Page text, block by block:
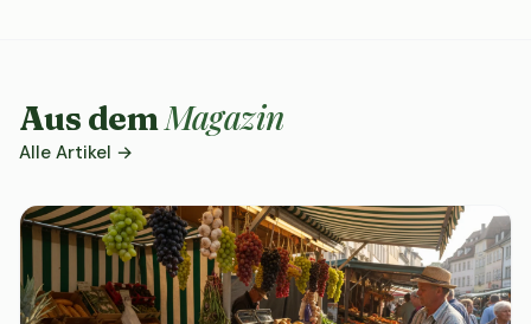
Aus demMagazin
Alle Artikel →